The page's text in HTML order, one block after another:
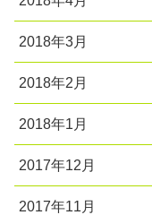
2018年3月
2018年2月
2018年1月
2017年12月
2017年11月